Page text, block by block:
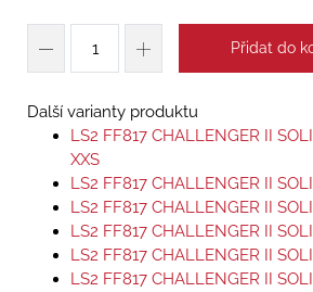
Přidat do
Další varianty produktu
LS2 FF817 CHALLENGER II
XXS
LS2 FF817 CHALLENGER II
LS2 FF817 CHALLENGER II
LS2 FF817 CHALLENGER II
LS2 FF817 CHALLENGER II
LS2 FF817 CHALLENGER II